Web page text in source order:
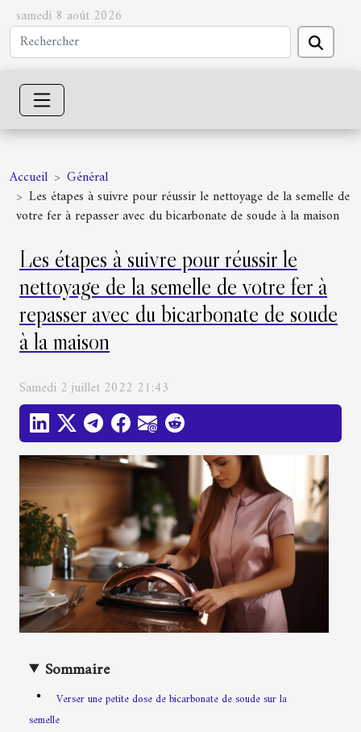
samedi 8 août 2026
Accueil
Général
Les étapes à suivre pour réussir le nettoyage de la semelle de
votre fer à repasser avec du bicarbonate de soude à la maison
Les étapes à suivre pour réussir le
nettoyage de la semelle de votre fer à
repasser avec du bicarbonate de soude
à la maison
Samedi 2 juillet 2022 21:43
Sommaire
Verser une petite dose de bicarbonate de soude sur la
semelle